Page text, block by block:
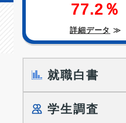
77.2％
詳細データ ≫
就職白書
学生調査